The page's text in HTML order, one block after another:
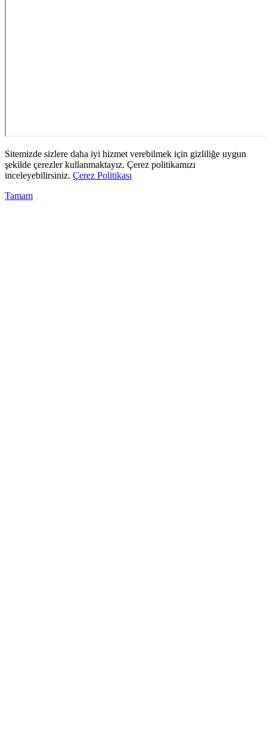
Sitemizde sizlere daha iyi hizmet verebilmek için gizliliğe uygun
şekilde çerezler kullanmaktayız. Çerez politikamızı
inceleyebilirsiniz. Çerez Politikası
Tamam